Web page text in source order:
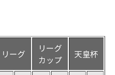
リーグ
リーグ
カップ
天皇杯